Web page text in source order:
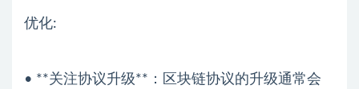
优化:
• **关注协议升级**：区块链协议的升级通常会